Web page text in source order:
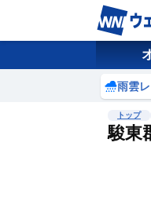
雨雲
トップ
駿東